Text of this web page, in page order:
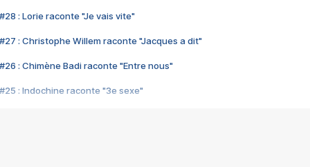
#28 : Lorie raconte "Je vais vite"
#27 : Christophe Willem raconte "Jacques a dit"
#26 : Chimène Badi raconte "Entre nous"
#25 : Indochine raconte "3e sexe"